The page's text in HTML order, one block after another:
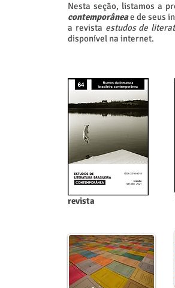
Nesta seção, listamos a
contemporâneae de seus
a revista estudos de
disponível na internet.
revista